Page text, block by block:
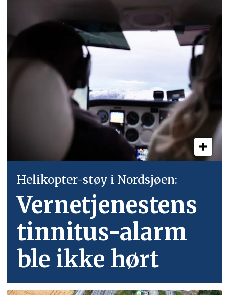
Helikopter-støy i Nordsjøen:
Vernetjenestens
tinnitus-alarm
ble ikke hørt